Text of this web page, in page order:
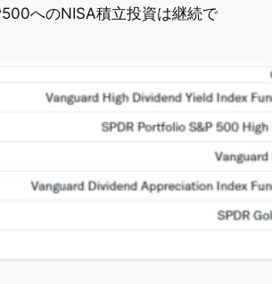
へのNISA積立投資は継続で